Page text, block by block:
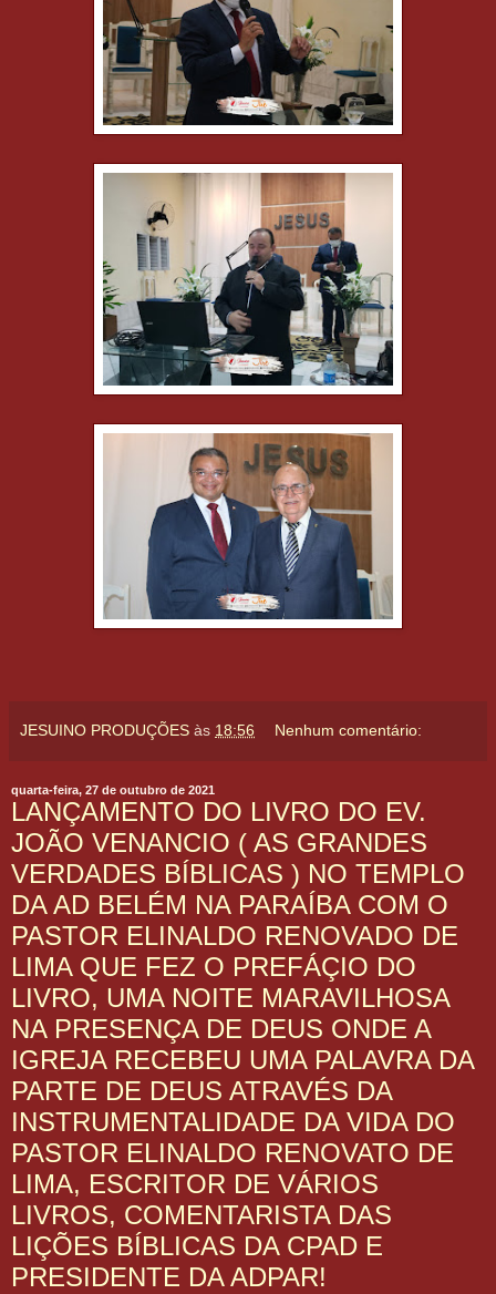
JESUINO PRODUÇÕES às 18:56 Nenhum comentário:
quarta-feira, 27 de outubro de 2021
LANÇAMENTO DO LIVRO DO EV.
JOÃO VENANCIO ( AS GRANDES
VERDADES BÍBLICAS ) NO TEMPLO
DA AD BELÉM NA PARAÍBA COM O
PASTOR ELINALDO RENOVADO DE
LIMA QUE FEZ O PREFÁÇIO DO
LIVRO, UMA NOITE MARAVILHOSA
NA PRESENÇA DE DEUS ONDE A
IGREJA RECEBEU UMA PALAVRA DA
PARTE DE DEUS ATRAVÉS DA
INSTRUMENTALIDADE DA VIDA DO
PASTOR ELINALDO RENOVATO DE
LIMA, ESCRITOR DE VÁRIOS
LIVROS, COMENTARISTA DAS
LIÇÕES BÍBLICAS DA CPAD E
PRESIDENTE DA ADPAR!